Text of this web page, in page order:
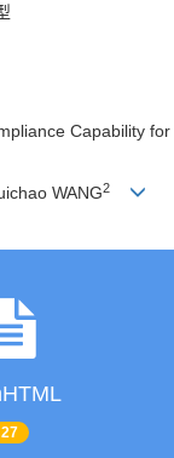
Capability
WANG2
27